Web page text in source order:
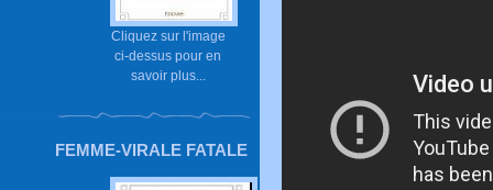
Cliquez sur l'image
ci-dessus pour en
savoir plus...
FEMME-VIRALE FATALE